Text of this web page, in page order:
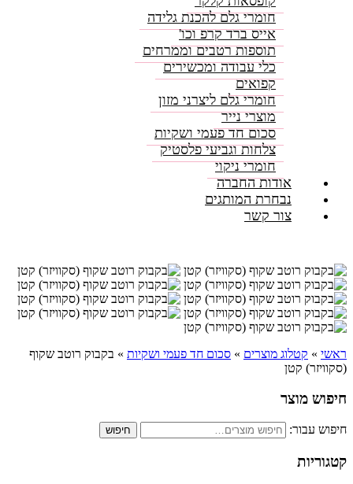
חומרי גלם להכנת גלידה
אייס ברד קרפ וכו'
תוספות רטבים וממרחים
כלי עבודה ומכשירים
קפואים
חומרי גלם ליצרני מזון
מוצרי נייר
סכום חד פעמי ושקיות
צלחות וגביעי פלסטיק
חומרי ניקוי
אודות החברה
נבחרת המותגים
צור קשר
ראשי » קטלוג מוצרים » סכום חד פעמי ושקיות » בקבוק רוטב שקוף
(סקוויזר) קטן
חיפוש מוצר
חיפוש עבור: חיפוש
קטגוריות